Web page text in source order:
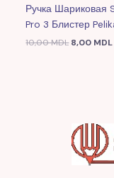
Ручка Шариковая
Pro 3 Блистер
10,00MDL 8,00 MDL